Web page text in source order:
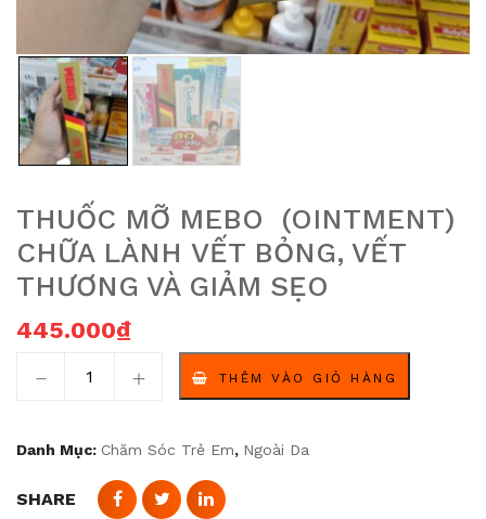
THUỐC MỠ MEBO (OINTMENT)
CHỮA LÀNH VẾT BỎNG, VẾT
THƯƠNG VÀ GIẢM SẸO
445.000₫
THÊM VÀO GIỎ HÀNG
Danh Mục: Chăm Sóc Trẻ Em, Ngoài Da
SHARE